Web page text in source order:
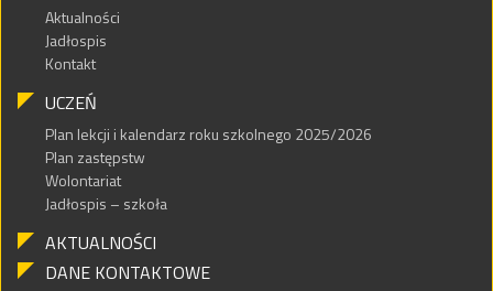
Aktualności
Jadłospis
Kontakt
UCZEŃ
Plan lekcji i kalendarz roku szkolnego 2025/2026
Plan zastępstw
Wolontariat
Jadłospis – szkoła
AKTUALNOŚCI
DANE KONTAKTOWE